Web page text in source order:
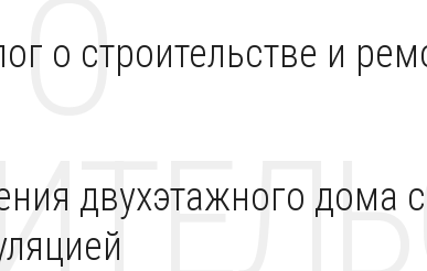
о строительстве и
двухэтажного дома с